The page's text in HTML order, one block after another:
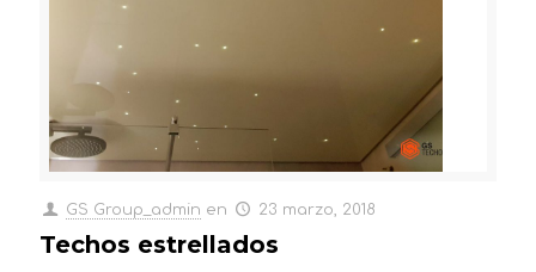
GS Group_admin en 23 marzo, 2018
Techos estrellados